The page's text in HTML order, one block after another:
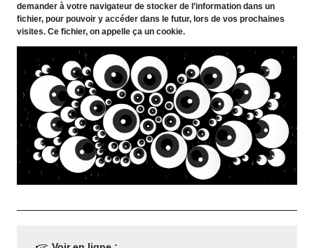
demander à votre navigateur de stocker de l’information dans un
fichier, pour pouvoir y accéder dans le futur, lors de vos prochaines
visites. Ce fichier, on appelle ça un cookie.